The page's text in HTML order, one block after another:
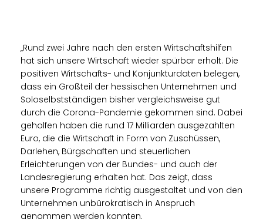
Rund zwei Jahre nach den ersten Wirtschaftshilfen
hat sich unsere Wirtschaft wieder spürbar erholt. Die
positiven Wirtschafts- und Konjunkturdaten belegen,
dass ein Großteil der hessischen Unternehmen und
Soloselbstständigen bisher vergleichsweise gut
durch die Corona-Pandemie gekommen sind. Dabei
geholfen haben die rund 17 Milliarden ausgezahlten
Euro, die die Wirtschaft in Form von Zuschüssen,
Darlehen, Bürgschaften und steuerlichen
Erleichterungen von der Bundes- und auch der
Landesregierung erhalten hat. Das zeigt, dass
unsere Programme richtig ausgestaltet und von den
Unternehmen unbürokratisch in Anspruch
genommen werden konnten.